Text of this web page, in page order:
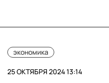
экономика
25 ОКТЯБРЯ 2024 13:14